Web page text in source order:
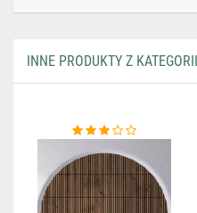
INNE PRODUKTY Z